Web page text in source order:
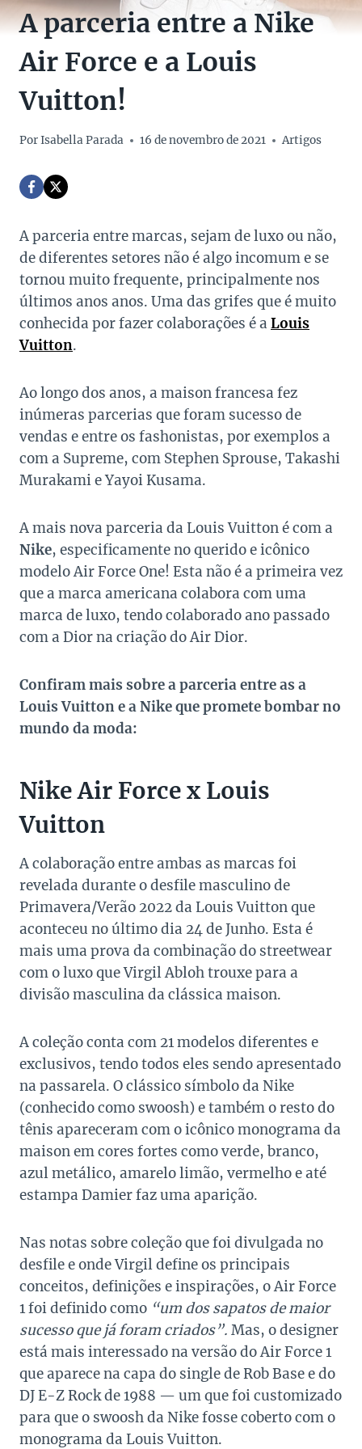
A parceria entre a Nike
Air Force e a Louis
Vuitton!
PorIsabella Parada 16 de novembro de 2021 Artigos
A parceria entre marcas, sejam de luxo ou não,
de diferentes setores não é algo incomum e se
tornou muito frequente, principalmente nos
últimos anos anos. Uma das grifes que é muito
conhecida por fazer colaborações é a Louis
Vuitton.
Ao longo dos anos, a maison francesa fez
inúmeras parcerias que foram sucesso de
vendas e entre os fashonistas, por exemplos a
com a Supreme, com Stephen Sprouse, Takashi
Murakami e Yayoi Kusama.
A mais nova parceria da Louis Vuitton é com a
Nike, especificamente no querido e icônico
modelo Air Force One! Esta não é a primeira vez
que a marca americana colabora com uma
marca de luxo, tendo colaborado ano passado
com a Dior na criação do Air Dior.
Confiram mais sobre a parceria entre as a
Louis Vuitton e a Nike que promete bombar no
mundo da moda:
Nike Air Force x Louis
Vuitton
A colaboração entre ambas as marcas foi
revelada durante o desfile masculino de
Primavera/Verão 2022 da Louis Vuitton que
aconteceu no último dia 24 de Junho. Esta é
mais uma prova da combinação do streetwear
com o luxo que Virgil Abloh trouxe para a
divisão masculina da clássica maison.
A coleção conta com 21 modelos diferentes e
exclusivos, tendo todos eles sendo apresentado
na passarela. O clássico símbolo da Nike
(conhecido como swoosh) e também o resto do
tênis apareceram com o icônico monograma da
maison em cores fortes como verde, branco,
azul metálico, amarelo limão, vermelho e até
estampa Damier faz uma aparição.
Nas notas sobre coleção que foi divulgada no
desfile e onde Virgil define os principais
conceitos, definições e inspirações, o Air Force
1 foi definido como “um dos sapatos de maior
sucesso que já foram criados”. Mas, o designer
está mais interessado na versão do Air Force 1
que aparece na capa do single de Rob Base e do
DJ E-Z Rock de 1988 — um que foi customizado
para que o swoosh da Nike fosse coberto com o
monograma da Louis Vuitton.